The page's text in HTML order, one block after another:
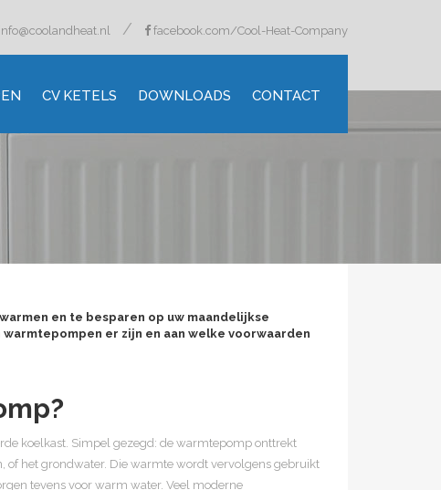
info@coolandheat.nl / facebook.com/Cool-Heat-Company
CV KETELS DOWNLOADS CONTACT
en te besparen op uw maandelijkse
er zijn en aan welke voorwaarden
koelkast. Simpel gezegd: de warmtepomp onttrekt
het grondwater. Die warmte wordt vervolgens gebruikt
tevens voor warm water. Veel moderne